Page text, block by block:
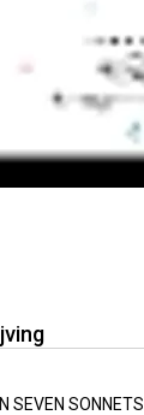
SEVEN SONNETS